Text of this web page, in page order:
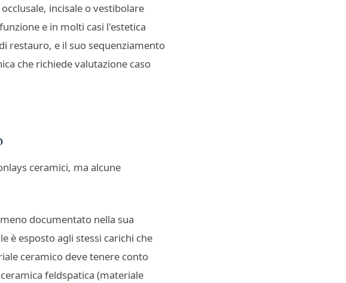
incisale o vestibolare
e in molti casi l'estetica
restauro, e il suo sequenziamento
che richiede valutazione caso
ceramici, ma alcune
documentato nella sua
è esposto agli stessi carichi che
ceramico deve tenere conto
feldspatica (materiale